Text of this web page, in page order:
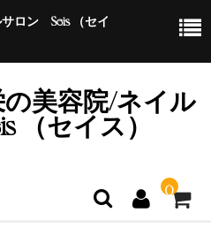
ロン Seis （セイ
美容院/ネイル
（セイス）
0